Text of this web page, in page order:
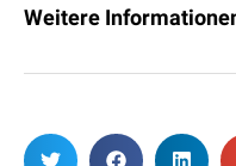
Weitere